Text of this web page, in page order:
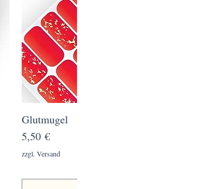
Glutmugel
Preis
5,50 €
zzgl. Versand